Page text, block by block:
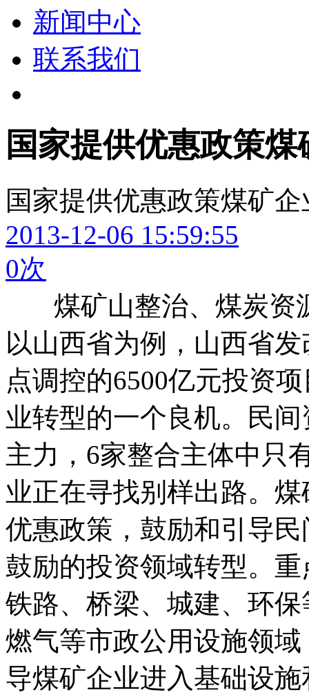
新闻中心
联系我们
国家提供优惠政策
国家提供优惠政策煤矿
2013-12-06 15:59:55
0次
煤矿山整治、煤炭资
以山西省为例，山西省
点调控的6500亿元投资
业转型的一个良机。民
主力，6家整合主体中只
业正在寻找别样出路。
优惠政策，鼓励和引导
鼓励的投资领域转型。
铁路、桥梁、城建、环
燃气等市政公用设施领
导煤矿企业进入基础设